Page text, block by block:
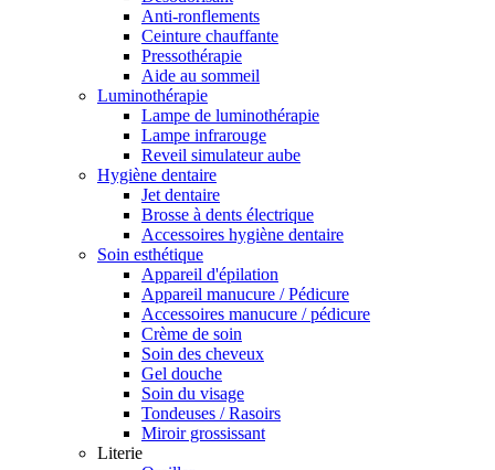
Anti-ronflements
Ceinture chauffante
Pressothérapie
Aide au sommeil
Luminothérapie
Lampe de luminothérapie
Lampe infrarouge
Reveil simulateur aube
Hygiène dentaire
Jet dentaire
Brosse à dents électrique
Accessoires hygiène dentaire
Soin esthétique
Appareil d'épilation
Appareil manucure / Pédicure
Accessoires manucure / pédicure
Crème de soin
Soin des cheveux
Gel douche
Soin du visage
Tondeuses / Rasoirs
Miroir grossissant
Literie